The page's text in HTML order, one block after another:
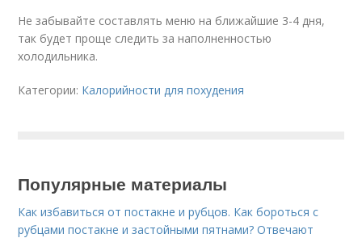
Не забывайте составлять меню на ближайшие 3-4 дня,
так будет проще следить за наполненностью
холодильника.
Категории: Калорийности для похудения
Популярные материалы
Как избавиться от постакне и рубцов. Как бороться с
рубцами постакне и застойными пятнами? Отвечают